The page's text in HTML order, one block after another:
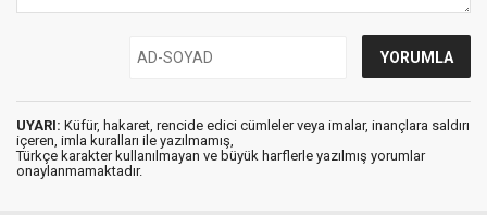
UYARI: Küfür, hakaret, rencide edici cümleler veya imalar, inançlara saldırı
içeren, imla kuralları ile yazılmamış,
Türkçe karakter kullanılmayan ve büyük harflerle yazılmış yorumlar
onaylanmamaktadır.